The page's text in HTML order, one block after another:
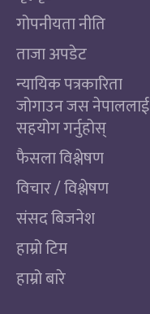
गोपनीयता नीति
ताजा अपडेट
न्यायिक पत्रकारिता
जोगाउन जस नेपाललाई
सहयोग गर्नुहोस्
फैसला विश्लेषण
विचार / विश्लेषण
संसद बिजनेश
हाम्रो टिम
हाम्रो बारे